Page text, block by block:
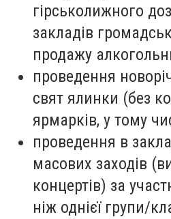
гірськолижного
закладів
продажу
проведення
свят ялинки (без
ярмарків, у тому
проведення в
масових заходів
концертів) за
ніж однієї групи/